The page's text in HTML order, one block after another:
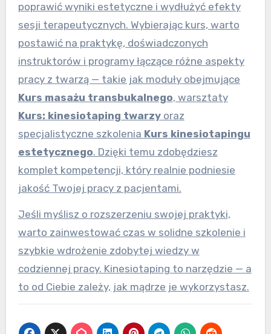
poprawić wyniki estetyczne i wydłużyć efekty
sesji terapeutycznych. Wybierając kurs, warto
postawić na praktykę, doświadczonych
instruktorów i programy łączące różne aspekty
pracy z twarzą — takie jak moduły obejmujące
Kurs masażu transbukalnego, warsztaty
Kurs: kinesiotaping twarzyoraz
specjalistyczne szkolenia Kurs kinesiotapingu
estetycznego. Dzięki temu zdobędziesz
komplet kompetencji, który realnie podniesie
jakość Twojej pracy z pacjentami.
Jeśli myślisz o rozszerzeniu swojej praktyki,
warto zainwestować czas w solidne szkolenie i
szybkie wdrożenie zdobytej wiedzy w
codziennej pracy. Kinesiotaping to narzędzie — a
to od Ciebie zależy, jak mądrze je wykorzystasz.